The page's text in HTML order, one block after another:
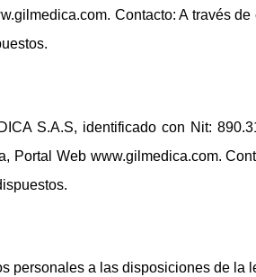
Contacto: A través
S.A.S, identificado con Nit:
Portal Web www.gilmedica.com.
personales a las disposiciones de la